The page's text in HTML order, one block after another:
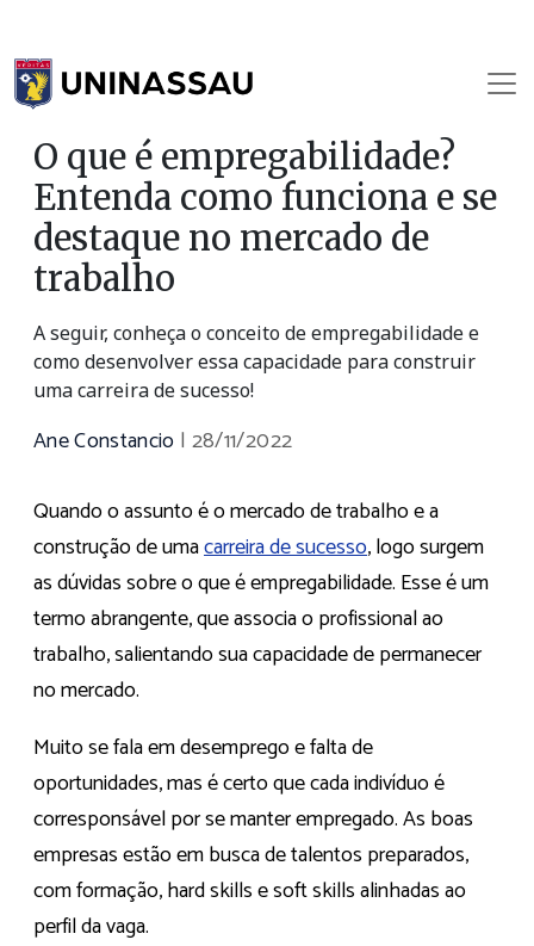
O que é empregabilidade?
Entenda como funciona e se
destaque no mercado de
trabalho
A seguir, conheça o conceito de empregabilidade e
como desenvolver essa capacidade para construir
uma carreira de sucesso!
Ane Constancio | 28/11/2022
Quando o assunto é o mercado de trabalho e a
construção de umacarreira de sucesso, logo surgem
as dúvidas sobre o que é empregabilidade. Esse é um
termo abrangente, que associa o profissional ao
trabalho, salientando sua capacidade de permanecer
no mercado.
Muito se fala em desemprego e falta de
oportunidades, mas é certo que cada indivíduo é
corresponsável por se manter empregado. As boas
empresas estão em busca de talentos preparados,
com formação, hard skills e soft skills alinhadas ao
perfil da vaga.